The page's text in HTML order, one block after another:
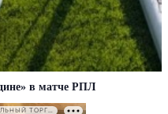
в матче РПЛ
РЕКЛАМА • ООО СТРОИТЕЛЬНЫЙ ТОРГОВЫЙ ДОМ «ПЕТРОВИЧ». ИНН: 7802348846